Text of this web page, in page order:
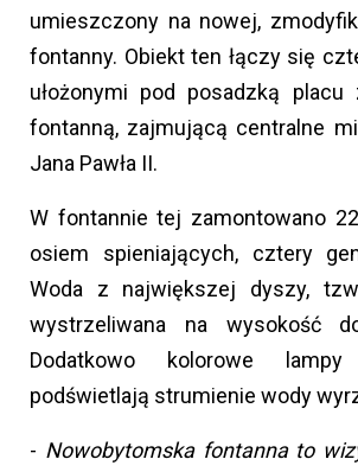
umieszczony na nowej,
fontanny. Obiekt ten łączy się
ułożonymi pod posadzką
fontanną, zajmującą centralne
Jana Pawła II.
W fontannie tej zamontowano
osiem spieniających, cztery
Woda z największej dyszy,
wystrzeliwana na wysokość
Dodatkowo kolorowe
podświetlają strumienie wody
- Nowobytomska fontanna to